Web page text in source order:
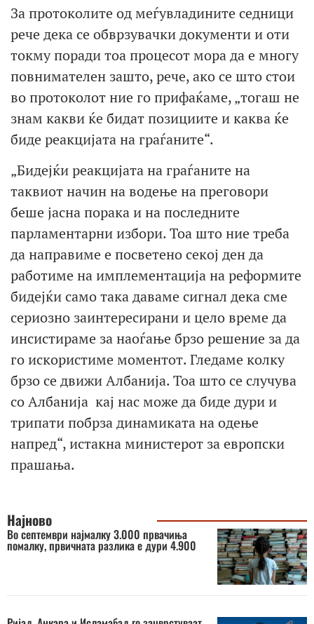
За протоколите од меѓувладините седници
рече дека се обврзувачки документи и оти
токму поради тоа процесот мора да е многу
повнимателен зашто, рече, ако се што стои
во протоколот ние го прифаќаме, „тогаш не
знам какви ќе бидат позициите и каква ќе
биде реакцијата на граѓаните“.
„Бидејќи реакцијата на граѓаните на
таквиот начин на водење на преговори
беше јасна порака и на последните
парламентарни избори. Тоа што ние треба
да направиме е посветено секој ден да
работиме на имплементација на реформите
бидејќи само така даваме сигнал дека сме
сериозно заинтересирани и цело време да
инсистираме за наоѓање брзо решение за да
го искористиме моментот. Гледаме колку
брзо се движи Албанија. Тоа што се случува
со Албанија кај нас може да биде дури и
трипати побрза динамиката на одење
напред“, истакна министерот за европски
прашања.
Најново
Во септември најмалку 3.000 првачиња
помалку, првичната разлика е дури 4.900